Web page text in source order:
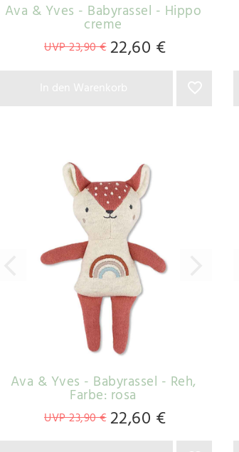
Ava & Yves - Babyrassel - Hippo
creme
UVP 23,90 € 22,60 €
Ava & Yves - Babyrassel - Reh,
Farbe: rosa
UVP 23,90 € 22,60 €